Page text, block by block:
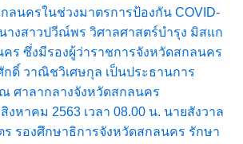
ลนครในช่วงมาตรการป้องกัน COVID-
างสาวปวีณ์พร วิศาลศาสตร์บำรุง มิสแก
ร ซึ่งมีรองผู้ว่าราชการจังหวัดสกลนคร
ดิ์ วาณิชวิเศษกุล เป็นประธานการ
ศาลากลางจังหวัดสกลนคร
งหาคม 2563 เวลา 08.00 น. นายสังวาล
ร รองศึกษาธิการจังหวัดสกลนคร รักษา